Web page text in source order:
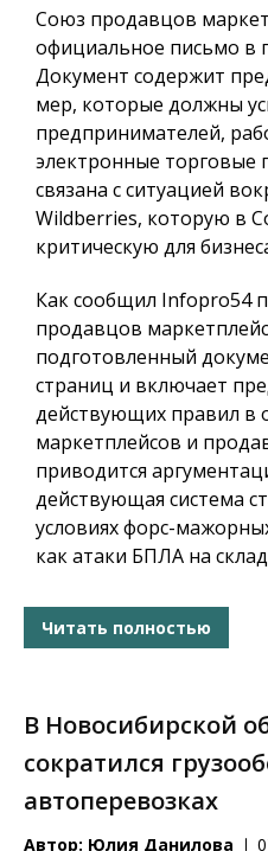
Союз продавцов
официальное письмо в
Документ содержит
мер, которые должны
предпринимателей,
электронные
связана с ситуацией
Wildberries, которую в
критическую для
Как сообщил Infopro54
продавцов
подготовленный
страниц и включает
действующих правил в
маркетплейсов и
приводится
действующая система
условиях форс-
как атаки БПЛА на
Читать полностью
В Новосибирской
сократился
автоперевозках
Автор: Юлия Данилова